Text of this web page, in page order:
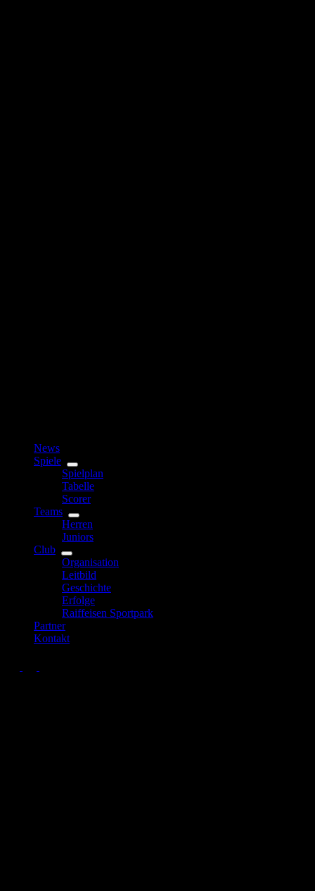
News
Spiele
Spielplan
Tabelle
Scorer
Teams
Herren
Juniors
Club
Organisation
Leitbild
Geschichte
Erfolge
Raiffeisen Sportpark
Partner
Kontakt